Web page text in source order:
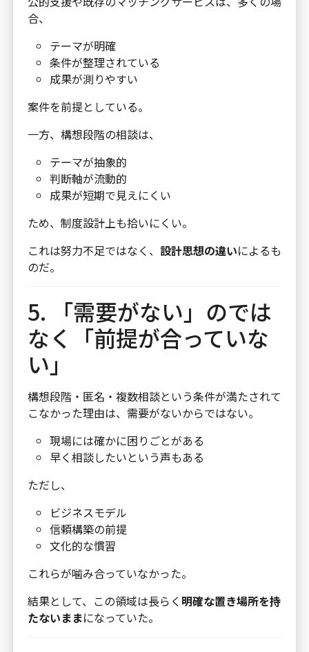
合、
テーマが明確
条件が整理されている
成果が測りやすい
案件を前提としている。
一方、構想段階の相談は、
テーマが抽象的
判断軸が流動的
成果が短期で見えにくい
ため、制度設計上も拾いにくい。
これは努力不足ではなく、 設計思想の違いによるも
のだ。
5. 「需要がない」のでは
なく「前提が合っていな
い」
構想段階・匿名・複数相談という条件が満たされて
こなかった理由は、需要がないからではない。
現場には確かに困りごとがある
早く相談したいという声もある
ただし、
ビジネスモデル
信頼構築の前提
文化的な慣習
これらが噛み合っていなかった。
結果として、この領域は長らく 明確な置き場所を持
たないままになっていた。